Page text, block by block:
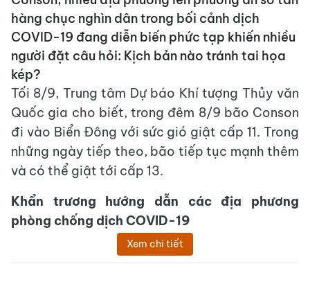
hàng chục nghìn dân trong bối cảnh dịch
COVID-19 đang diễn biến phức tạp khiến nhiều
người đặt câu hỏi: Kịch bản nào tránh tai họa
kép?
Tối 8/9, Trung tâm Dự báo Khí tượng Thủy văn
Quốc gia cho biết, trong đêm 8/9 bão Conson
đi vào Biển Đông với sức gió giật cấp 11. Trong
những ngày tiếp theo, bão tiếp tục mạnh thêm
và có thể giật tới cấp 13.
Khẩn trương hướng dẫn các địa phương
phòng chống dịch COVID-19
Xem chi tiết